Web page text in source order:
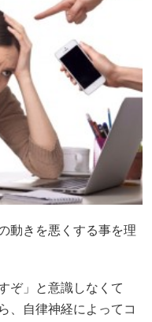
動きを悪くする事を理
ぞ」と意識しなくて
、自律神経によってコ